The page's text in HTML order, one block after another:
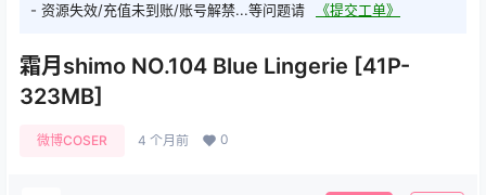
- 资源失效/充值未到账/账号解禁...等问题请
《提交工单》
霜月shimo NO.104 Blue Lingerie [41P-
323MB]
微博COSER 4 个月前 0